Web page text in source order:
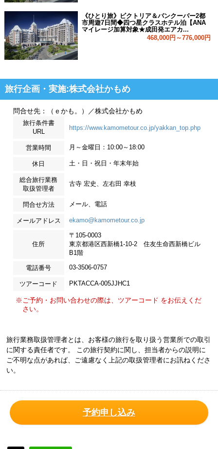
《ひとり旅》ビクトリア＆バンクーバー2都
市周遊7日間◆四つ星クラスホテル泊【ANA
マイレージ加算対象★成田発エアカ...
468,000円～776,000円
旅行企画・実施:株式会社かもめ
問合せ先：（ｅかも。）／株式会社かもめ
旅行条件書
URL
https://www.kamometour.co.jp/yakkan_top.php
営業時間 月～金曜日：10:00～18:00
休日 土・日・祝日・年末年始
総合旅行業務
取扱管理者
古寺 宏史、左右田 幸枝
問合せ方法 メール、電話
メールアドレス ekamo@kamometour.co.jp
住所
〒105-0003
東京都港区西新橋1-10-2 住友生命西新橋ビル
B1階
電話番号 03-3506-0757
ツアーコード PKTACCA-005JJHC1
※ご予約・お問い合わせの際は、ツアーコード をお伝えくだ
さい。
旅行業務取扱管理者とは、お客様の旅行を取り扱う営業所での取引
に関する責任者です。 この旅行契約に関し、担当者からの説明に
ご不明な点があれば、ご遠慮なく上記の取扱管理者にお訊ねくださ
い。
予約申し込み